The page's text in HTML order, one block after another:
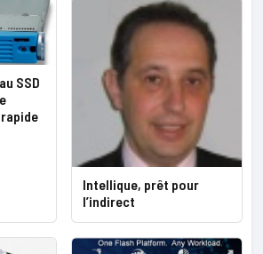
SSD
Intellique, prêt pour
l’indirect